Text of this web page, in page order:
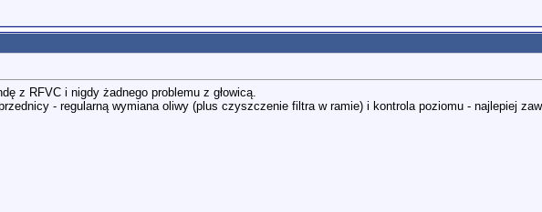
z RFVC i nigdy żadnego problemu z głowicą.
- regularną wymiana oliwy (plus czyszczenie filtra w ramie) i kontrola poziomu - najlepiej